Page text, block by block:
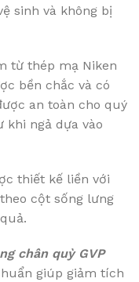
sinh và không bị
từ thép mạ Niken
bền chắc và có
an toàn cho quý
khi ngả dựa vào
thiết kế liền với
cột sống lưng
chân quỳ GVP
giúp giảm tích